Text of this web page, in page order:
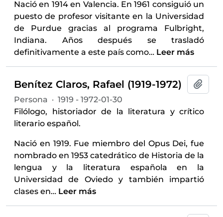
Nació en 1914 en Valencia. En 1961 consiguió un
puesto de profesor visitante en la Universidad
de Purdue gracias al programa Fulbright,
Indiana. Años después se trasladó
definitivamente a este país como… Leer más
Benítez Claros, Rafael (1919-1972)
Persona · 1919 - 1972-01-30
Filólogo, historiador de la literatura y crítico
literario español.
Nació en 1919. Fue miembro del Opus Dei, fue
nombrado en 1953 catedrático de Historia de la
lengua y la literatura española en la
Universidad de Oviedo y también impartió
clases en… Leer más